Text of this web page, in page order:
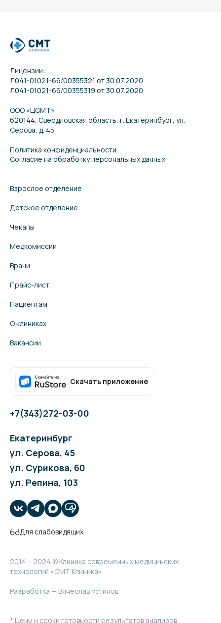
Лицензии:
Л041-01021-66/00355321 от 30.07.2020
Л041-01021-66/00355319 от 30.07.2020
ООО «ЦСМТ»
620144, Свердловская область, г. Екатеринбург, ул.
Серова, д. 45
Политика конфиденциальности
Согласие на обработку персональных данных
Взрослое отделение
Детское отделение
Чекапы
Медкомиссии
Врачи
Прайс-лист
Пациентам
О клиниках
Вакансии
Скачать приложение
+7(343)272-03-00
Екатеринбург
ул. Серова, 45
ул. Сурикова, 60
ул. Репина, 103
Для слабовидящих
2014 – 2024 © Клиника современных медицинских
технологий «СМТ Клиника»
Разработка — Вячеслав Устинов
* Цены и сроки готовности результатов анализов,